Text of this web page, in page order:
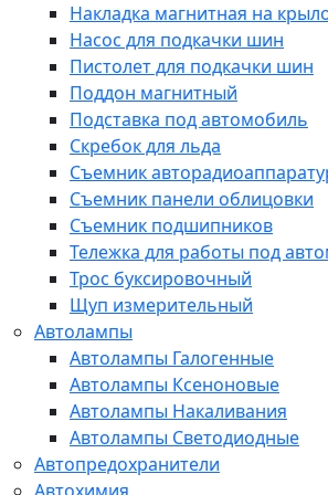
Накладка магнитная на
Насос для подкачки шин
Пистолет для подкачки шин
Поддон магнитный
Подставка под автомобиль
Скребок для льда
Съемник
Съемник панели облицовки
Съемник подшипников
Тележка для работы под
Трос буксировочный
Щуп измерительный
Автолампы
Автолампы Галогенные
Автолампы Ксеноновые
Автолампы Накаливания
Автолампы Светодиодные
Автопредохранители